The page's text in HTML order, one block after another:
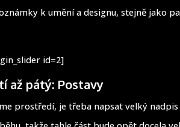
k umění a designu, stejně jako
id=2]
až pátý: Postavy
prostředí, je třeba napsat velký